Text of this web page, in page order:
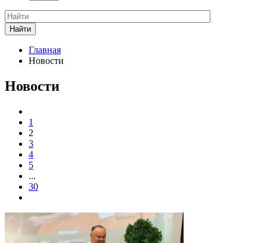
Найти
Главная
Новости
Новости
1
2
3
4
5
...
30